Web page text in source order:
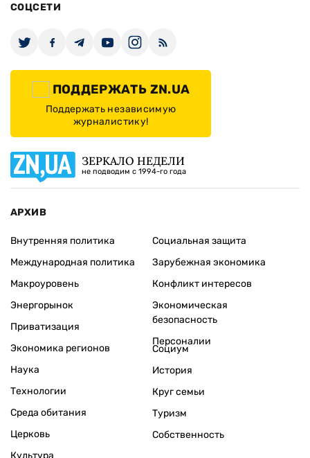
СОЦСЕТИ
ПОДДЕРЖАТЬ ZN.UA
Поддержать независимую
журналистику!
ЗЕРКАЛО НЕДЕЛИ
не подводим с 1994-го года
АРХИВ
Внутренняя политика
Международная политика
Макроуровень
Энергорынок
Приватизация
Экономика регионов
Социальная защита
Зарубежная экономика
Конфликт интересов
Экономическая
безопасность
Персоналии
Наука
Технологии
Среда обитания
Церковь
Культура
Социум
История
Круг семьи
Туризм
Собственность